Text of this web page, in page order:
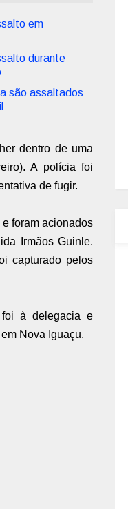
em
durante
são assaltados
dentro de uma
A polícia foi
de fugir.
foram acionados
Irmãos Guinle.
capturado pelos
à delegacia e
Nova Iguaçu.